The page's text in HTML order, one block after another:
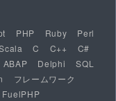
PHP Ruby
Perl
C C++
C#
ABAP Delphi
SQL
フレームワーク
FuelPHP